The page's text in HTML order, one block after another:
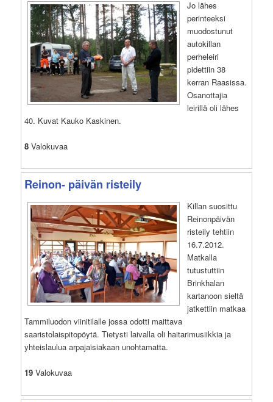
Jo lähes
perinteeksi
muodostunut
autokillan
perheleiri
pidettiin 38
kerran Raasissa.
Osanottajia
leirillä oli lähes
40. Kuvat Kauko Kaskinen.
8 Valokuvaa
Reinon- päivän risteily
Killan suosittu
Reinonpäivän
risteily tehtiin
16.7.2012.
Matkalla
tutustuttiin
Brinkhalan
kartanoon sieltä
jatkettiin matkaa
Tammiluodon viinitilalle jossa odotti maittava
saaristolaispitopöytä. Tietysti laivalla oli haitarimusiikkia ja
yhteislaulua arpajaisiakaan unohtamatta.
19 Valokuvaa